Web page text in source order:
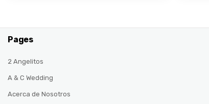
Pages
2 Angelitos
A & C Wedding
Acerca de Nosotros